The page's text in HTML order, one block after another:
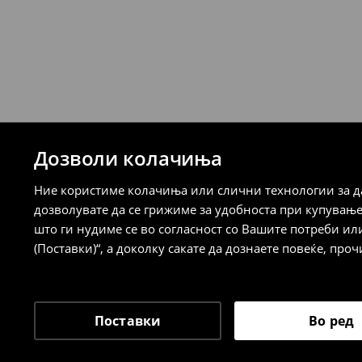
Дозволи колачиња
Ние користиме колачиња или слични технологии за
дозволувате да се грижиме за удобноста при
што ги нудиме се во согласност со Вашите потреби
(Поставки)“, а доколку сакате да дознаете повеќе,
Поставки Во ред
Политика на враќање
Кога ќе ја примите нарачката, имате
спроведе поврат на сите несакани
сакате да направите бесплатен
направите во нашите продавници.
⟶Политика на поврат